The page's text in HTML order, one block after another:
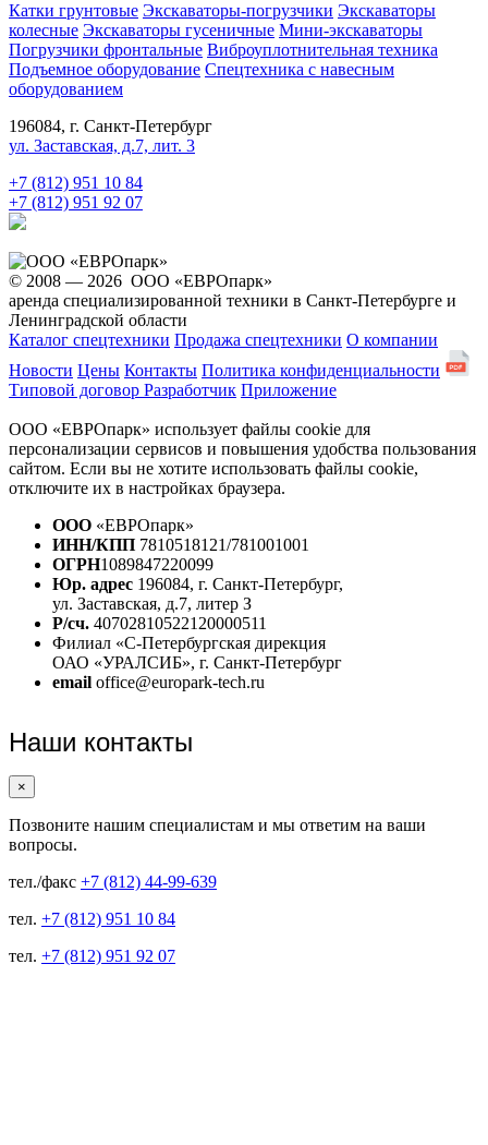
Катки грунтовые Экскаваторы-погрузчики Экскаваторы
колесные Экскаваторы гусеничные Мини-экскаваторы
Погрузчики фронтальные Виброуплотнительная техника
Подъемное оборудование Спецтехника с навесным
оборудованием
196084, г. Санкт-Петербург
ул. Заставская, д.7, лит. 3
+7 (812) 951 10 84
+7 (812) 951 92 07
© 2008 — 2026 ООО «ЕВРОпарк»
аренда специализированной техники в Санкт-Петербурге и
Ленинградской области
Каталог спецтехники Продажа спецтехники О компании
Новости Цены Контакты Политика конфиденциальности
Типовой договор Разработчик Приложение
ООО «ЕВРОпарк» использует файлы cookie для
персонализации сервисов и повышения удобства пользования
сайтом. Если вы не хотите использовать файлы cookie,
отключите их в настройках браузера.
ООО «ЕВРОпарк»
ИНН/КПП 7810518121/781001001
ОГРН1089847220099
Юр. адрес 196084, г. Санкт-Петербург,
ул. Заставская, д.7, литер З
Р/сч. 40702810522120000511
Филиал «С-Петербургская дирекция
ОАО «УРАЛСИБ», г. Санкт-Петербург
email office@europark-tech.ru
Наши контакты
×
Позвоните нашим специалистам и мы ответим на ваши
вопросы.
тел./факс +7 (812) 44-99-639
тел. +7 (812) 951 10 84
тел. +7 (812) 951 92 07